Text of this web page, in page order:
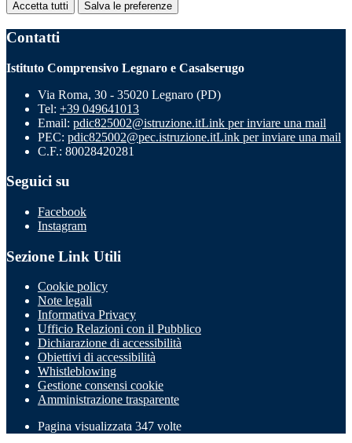
Accetta tutti Salva le preferenze
Contatti
Istituto Comprensivo Legnaro e Casalserugo
Via Roma, 30 - 35020 Legnaro (PD)
Tel: +39 049641013
Email: pdic825002@istruzione.itLink per inviare una mail
PEC: pdic825002@pec.istruzione.itLink per inviare una mail
C.F.: 80028420281
Seguici su
Facebook
Instagram
Sezione Link Utili
Cookie policy
Note legali
Informativa Privacy
Ufficio Relazioni con il Pubblico
Dichiarazione di accessibilità
Obiettivi di accessibilità
Whistleblowing
Gestione consensi cookie
Amministrazione trasparente
Pagina visualizzata 347 volte